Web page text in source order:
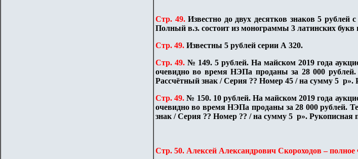
Стр. 49.Известно до двух десятков знаков 5
Полный в.з. состоит из монограммы 3 латинских
Стр. 49. Известны 5 рублей серии А 320.
Стр. 49. № 149. 5 рублей. На майском 2019 года
очевидно во время НЭПа проданы за 28 000 рублей.
Рассчётный знак / Серия ?? Номер 45 / на сумму 5 р».
Стр. 49.№ 150. 10 рублей. На майском 2019 года
очевидно во время НЭПа проданы за 28 000 рублей.
знак / Серия ?? Номер ?? / на сумму 5 р». Рукописная
Стр. 50. Алексей Александрович Скороходов –